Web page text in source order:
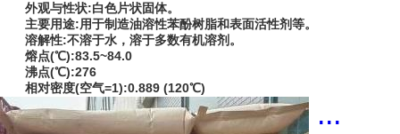
外观与性状:白色片状固体。
主要用途:用于制造油溶性苯酚树脂和表面活性剂等。
溶解性:不溶于水，溶于多数有机溶剂。
熔点(℃):83.5~84.0
沸点(℃):276
相对密度(空气=1):0.889 (120℃)
...